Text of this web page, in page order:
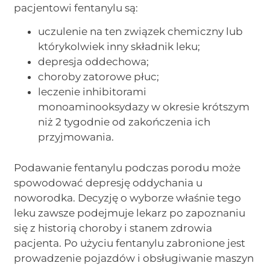
pacjentowi fentanylu są:
uczulenie na ten związek chemiczny lub
którykolwiek inny składnik leku;
depresja oddechowa;
choroby zatorowe płuc;
leczenie inhibitorami
monoaminooksydazy w okresie krótszym
niż 2 tygodnie od zakończenia ich
przyjmowania.
Podawanie fentanylu podczas porodu może
spowodować depresję oddychania u
noworodka. Decyzję o wyborze właśnie tego
leku zawsze podejmuje lekarz po zapoznaniu
się z historią choroby i stanem zdrowia
pacjenta. Po użyciu fentanylu zabronione jest
prowadzenie pojazdów i obsługiwanie maszyn